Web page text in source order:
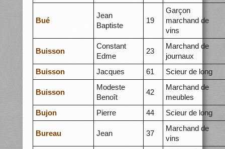
Bué
Jean
Baptiste
19
Garçon
marchand de
vins
Buisson
Constant
Edme
23
Marchand de
journaux
Buisson
Jacques 61 Scieur de long
Buisson
Modeste
Benoît
42
Marchand de
meubles
Bujon
Pierre 44 Scieur de long
Bureau Jean 37
Marchand de
vins